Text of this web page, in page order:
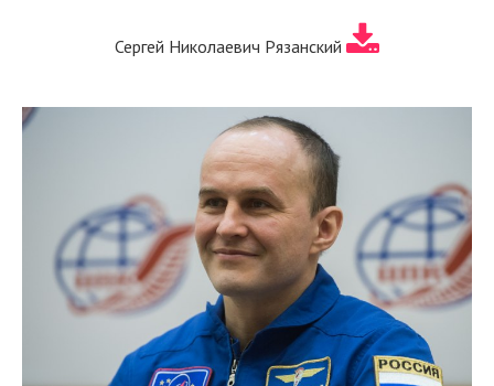
Сергей Николаевич Рязанский